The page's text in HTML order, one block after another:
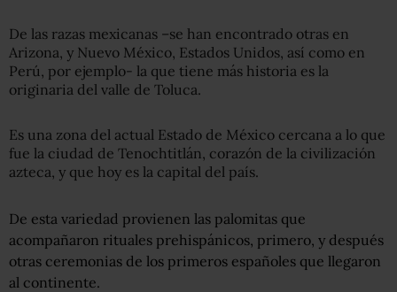
De las razas mexicanas –se han encontrado otras en
Arizona, y Nuevo México, Estados Unidos, así como en
Perú, por ejemplo- la que tiene más historia es la
originaria del valle de Toluca.
Es una zona del actual Estado de México cercana a lo que
fue la ciudad de Tenochtitlán, corazón de la civilización
azteca, y que hoy es la capital del país.
De esta variedad provienen las palomitas que
acompañaron rituales prehispánicos, primero, y después
otras ceremonias de los primeros españoles que llegaron
al continente.